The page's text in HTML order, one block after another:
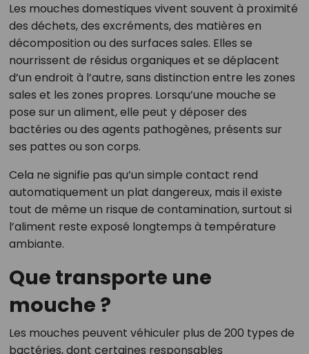
Les mouches domestiques vivent souvent à proximité
des déchets, des excréments, des matières en
décomposition ou des surfaces sales. Elles se
nourrissent de résidus organiques et se déplacent
d’un endroit à l’autre, sans distinction entre les zones
sales et les zones propres. Lorsqu’une mouche se
pose sur un aliment, elle peut y déposer des
bactéries ou des agents pathogènes, présents sur
ses pattes ou son corps.
Cela ne signifie pas qu’un simple contact rend
automatiquement un plat dangereux, mais il existe
tout de même un risque de contamination, surtout si
l’aliment reste exposé longtemps à température
ambiante.
Que transporte une
mouche ?
Les mouches peuvent véhiculer plus de 200 types de
bactéries, dont certaines responsables